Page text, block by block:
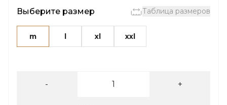
Выберите размер Таблица размеров
m l xl xxl
- +